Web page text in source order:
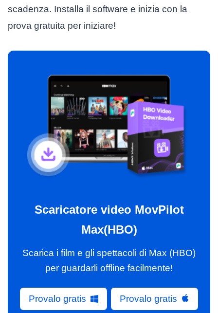
scadenza. Installa il software e inizia con la
prova gratuita per iniziare!
Scaricatore video MovPilot
Max(HBO)
Scarica i film e gli spettacoli di Max (HBO)
per guardarli offline facilmente!
Provalo gratis Provalo gratis